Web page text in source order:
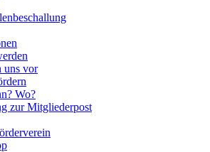
uns vor
Wo?
zur Mitgliederpost